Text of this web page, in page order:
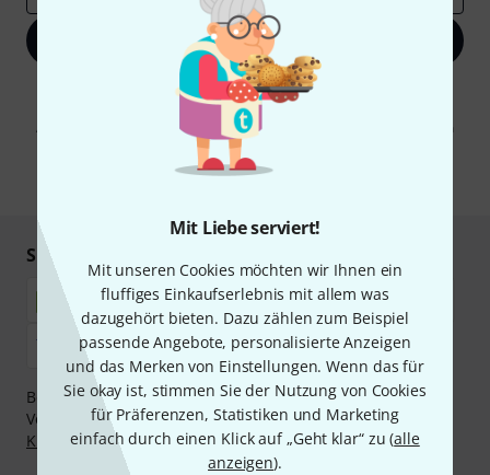
Mit Liebe serviert!
Mit unseren Cookies möchten wir Ihnen ein
fluffiges Einkaufserlebnis mit allem was
dazugehört bieten. Dazu zählen zum Beispiel
passende Angebote, personalisierte Anzeigen
und das Merken von Einstellungen. Wenn das für
Sie okay ist, stimmen Sie der Nutzung von Cookies
für Präferenzen, Statistiken und Marketing
einfach durch einen Klick auf „Geht klar“ zu (alle
anzeigen).
Jetzt anmelden
Mit Klick auf „Jetzt anmelden“ stimmen Sie dem Erhalt von E-Mail-
Werbung und einer Messung des E-Mail-Nutzungsverhaltens zu. Die
Abmeldung ist jederzeit möglich. Weitere Informationen finden Sie in
unserenDatenschutzhinweisen
* Pflichtfeld
Sicher einkaufen & bezahlen
Bezahlen Sie vertraulich und sicher per Nachnahme,
Vorkasse, PayPal, Amazon Pay,Klarna Sofort bezahlen
Klarna Ratenzahlungoder Kreditkarte.